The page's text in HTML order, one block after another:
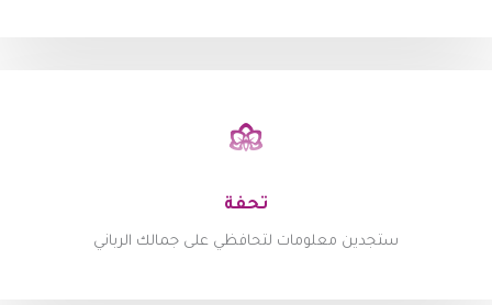
تحفة
ستجدين معلومات لتحافظي على جمالك الرباني